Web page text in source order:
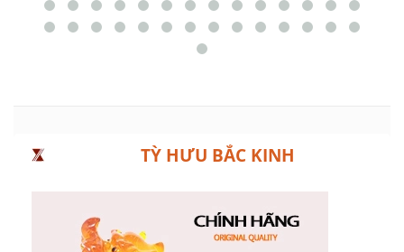
TỲ HƯU BẮC KINH